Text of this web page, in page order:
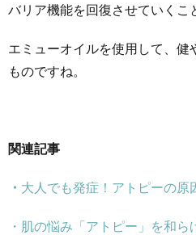
バリア機能を回復させていくこ
エミューオイルを使用して、健
ものですね。
関連記事
・ 大人でも発症！アトピーの原
・肌の悩み「アトピー」を和ら